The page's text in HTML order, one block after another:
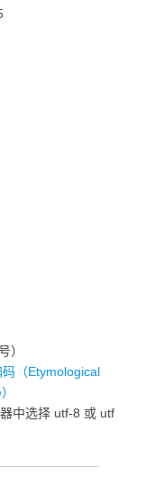
）
（Etymological
中选择 utf-8 或 utf